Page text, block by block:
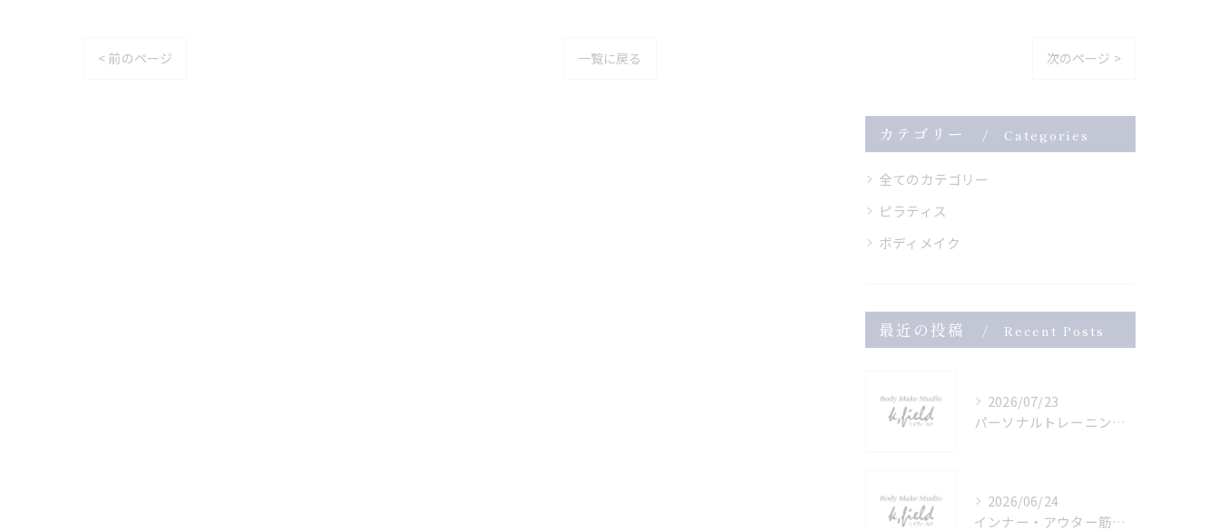
< 前のページ 一覧に戻る 次のページ >
カテゴリー Categories
全てのカテゴリー
ピラティス
ボディメイク
最近の投稿 Recent Posts
2026/07/23
パーソナルトレーニングで美姿勢を叶える秘訣
2026/06/24
インナー・アウター筋肉を鍛える健康的ボディメイク法